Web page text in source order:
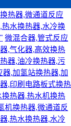
热器,微通道反应
水换热器,水冷换
微混合器,管式反应
,气化器,高效换热
器,油冷换热器,污
,加氢站换热器,加
,印刷电路板式换热
热器,热水机换热
机换热器,微通道反
,热水换热器,水冷